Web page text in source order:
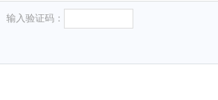
输入验证码：